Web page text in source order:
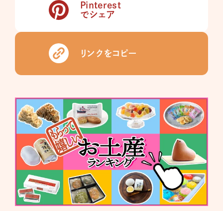
Pinterest
でシェア
リンクをコピー